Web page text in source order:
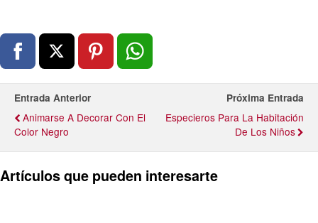
Entrada Anterior
Animarse A Decorar Con El
Color Negro
Próxima Entrada
Especieros Para La Habitación
De Los Niños
Artículos que pueden interesarte